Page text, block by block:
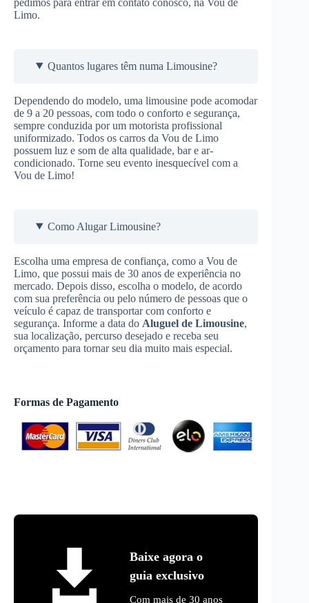
Limo.
Quantos lugares têm numa Limousine?
Dependendo do modelo, uma limousine pode acomodar
de 9 a 20 pessoas, com todo o conforto e segurança,
sempre conduzida por um motorista profissional
uniformizado. Todos os carros da Vou de Limo
possuem luz e som de alta qualidade, bar e ar-
condicionado. Torne seu evento inesquecível com a
Vou de Limo!
Como Alugar Limousine?
Escolha uma empresa de confiança, como a Vou de
Limo, que possui mais de 30 anos de experiência no
mercado. Depois disso, escolha o modelo, de acordo
com sua preferência ou pelo número de pessoas que o
veículo é capaz de transportar com conforto e
segurança. Informe a data do Aluguel de Limousine,
sua localização, percurso desejado e receba seu
orçamento para tornar seu dia muito mais especial.
Formas de Pagamento
Baixe agora o
guia exclusivo
Com mais de 30 anos